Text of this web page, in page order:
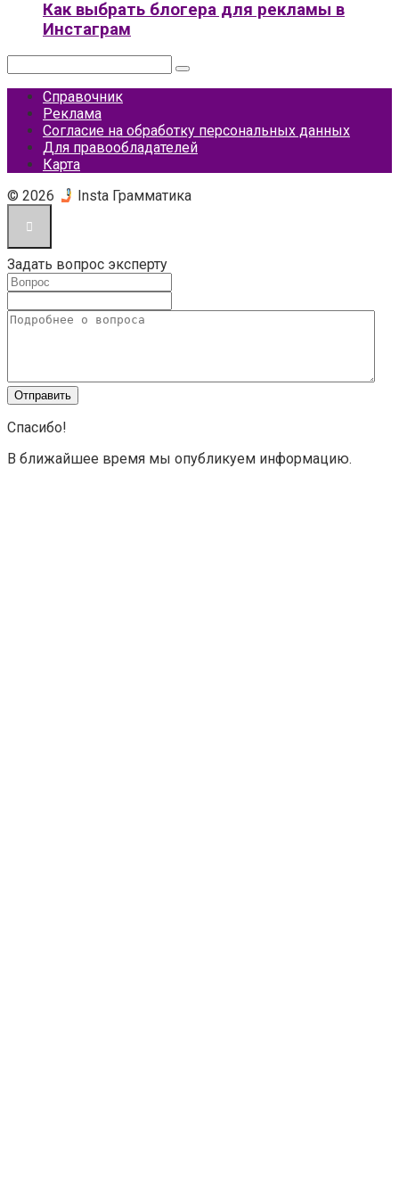
Как выбрать блогера для рекламы в
Инстаграм
Справочник
Реклама
Согласие на обработку персональных данных
Для правообладателей
Карта
© 2026
Insta Грамматика
Задать вопрос эксперту
Спасибо!
В ближайшее время мы опубликуем информацию.